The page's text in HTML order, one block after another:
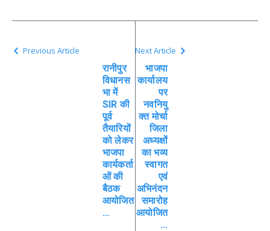
Previous Article
रानीपुर
विधानस
भा में
SIR की
पूर्व
तैयारियों
को लेकर
भाजपा
कार्यकर्ता
ओं की
बैठक
आयोजित
…
Next Article
भाजपा
कार्यालय
पर
नवनियु
क्त मोर्चा
जिला
अध्यक्षों
का भव्य
स्वागत
एवं
अभिनंदन
समारोह
आयोजित
…